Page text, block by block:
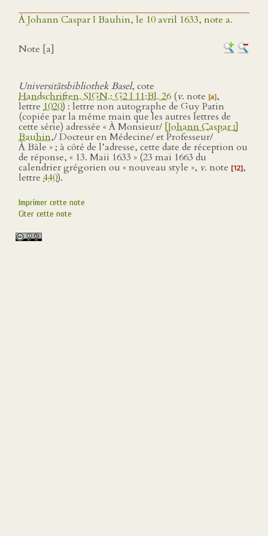
À Johann Caspar I Bauhin, le 10 avril 1633, note a.
Note [a]
Universitätsbibliothek Basel, cote
Handschriften. SIGN.: G2 I 11:Bl. 26 (v. note [a],
lettre 1020) : lettre non autographe de Guy Patin
(copiée par la même main que les autres lettres de
cette série) adressée « À Monsieur/ [Johann Caspari]
Bauhin,/ Docteur en Médecine/ et Professeur/
À Bâle » ; à côté de l’adresse, cette date de réception ou
de réponse, « 13. Maii 1633 » (23 mai 1663 du
calendrier grégorien ou « nouveau style », v. note [12],
lettre 440).
Imprimer cette note
Citer cette note